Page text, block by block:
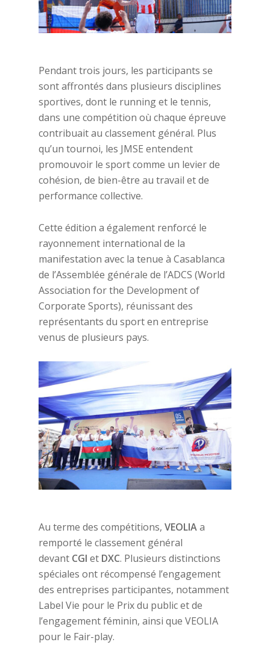
Pendant trois jours, les participants se
sont affrontés dans plusieurs disciplines
sportives, dont le running et le tennis,
dans une compétition où chaque épreuve
contribuait au classement général. Plus
qu’un tournoi, les JMSE entendent
promouvoir le sport comme un levier de
cohésion, de bien-être au travail et de
performance collective.
Cette édition a également renforcé le
rayonnement international de la
manifestation avec la tenue à Casablanca
de l’Assemblée générale de l’ADCS (World
Association for the Development of
Corporate Sports), réunissant des
représentants du sport en entreprise
venus de plusieurs pays.
Au terme des compétitions, VEOLIAa
remporté le classement général
devant CGI et DXC. Plusieurs distinctions
spéciales ont récompensé l’engagement
des entreprises participantes, notamment
Label Vie pour le Prix du public et de
l’engagement féminin, ainsi que VEOLIA
pour le Fair-play.